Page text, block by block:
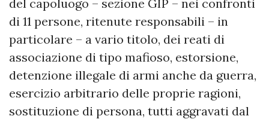
del capoluogo – sezione GIP – nei confronti
di 11 persone, ritenute responsabili – in
particolare – a vario titolo, dei reati di
associazione di tipo mafioso, estorsione,
detenzione illegale di armi anche da guerra,
esercizio arbitrario delle proprie ragioni,
sostituzione di persona, tutti aggravati dal